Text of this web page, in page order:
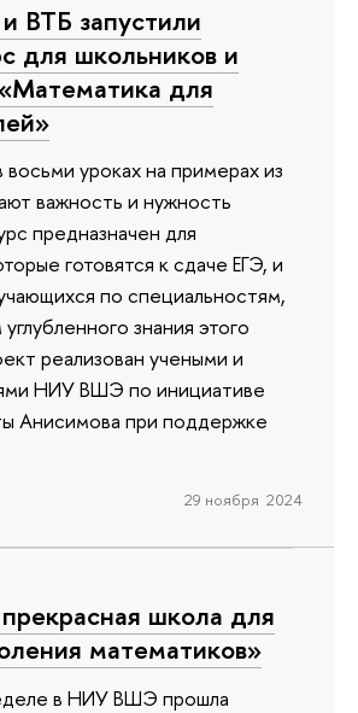
запустили
для школьников и
для
восьми уроках на примерах из
важность и нужность
предназначен для
готовятся к сдаче ЕГЭ, и
по специальностям,
знания этого
реализован учеными и
НИУ ВШЭ по инициативе
Анисимова при поддержке
29 ноября 2024
школа для
математиков»
в НИУ ВШЭ прошла